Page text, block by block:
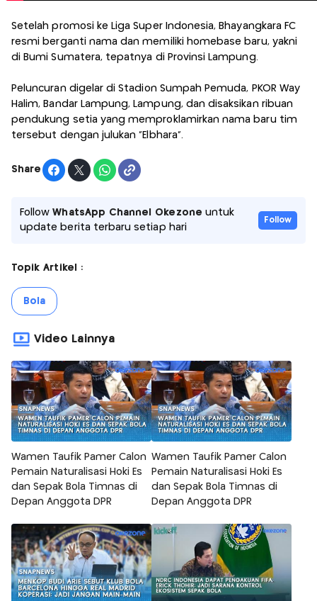
Setelah promosi ke Liga Super Indonesia, Bhayangkara FC
resmi berganti nama dan memiliki homebase baru, yakni
di Bumi Sumatera, tepatnya di Provinsi Lampung.
Peluncuran digelar di Stadion Sumpah Pemuda, PKOR Way
Halim, Bandar Lampung, Lampung, dan disaksikan ribuan
pendukung setia yang memproklamirkan nama baru tim
tersebut dengan julukan "Elbhara".
Share
FollowWhatsApp Channel Okezone untuk
update berita terbaru setiap hari
Follow
Topik Artikel :
Bola
Video Lainnya
Wamen Taufik Pamer Calon
Pemain Naturalisasi Hoki Es
dan Sepak Bola Timnas di
Depan Anggota DPR
Wamen Taufik Pamer Calon
Pemain Naturalisasi Hoki Es
dan Sepak Bola Timnas di
Depan Anggota DPR